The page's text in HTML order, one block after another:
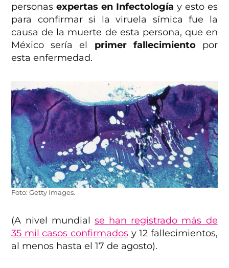
personasexpertas en Infectología y esto es
para confirmar si la viruela símica fue la
causa de la muerte de esta persona, que en
México sería el
primer fallecimiento por
esta enfermedad.
Foto: Getty Images.
(A nivel mundial se han registrado más de
35 mil casos confirmados y 12 fallecimientos,
al menos hasta el 17 de agosto).